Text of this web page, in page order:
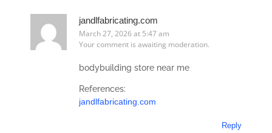
jandlfabricating.com
March 27, 2026 at 5:47 am
Your comment is awaiting moderation.
bodybuilding store near me
References:
jandlfabricating.com
Reply